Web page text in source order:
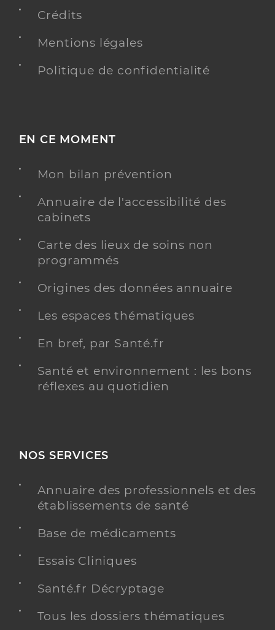
Crédits
Mentions légales
Politique de confidentialité
EN CE MOMENT
Mon bilan prévention
Annuaire de l'accessibilité des
cabinets
Carte des lieux de soins non
programmés
Origines des données annuaire
Les espaces thématiques
En bref, par Santé.fr
Santé et environnement : les bons
réflexes au quotidien
NOS SERVICES
Annuaire des professionnels et des
établissements de santé
Base de médicaments
Essais Cliniques
Santé.fr Décryptage
Tous les dossiers thématiques